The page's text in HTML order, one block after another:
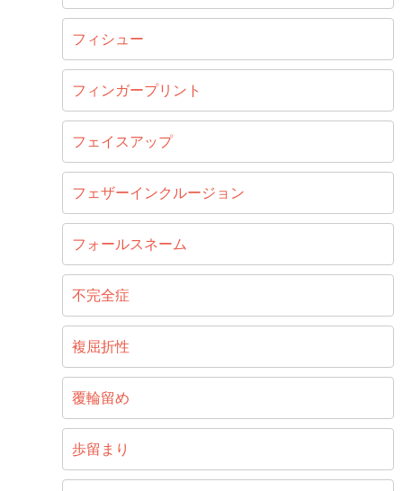
フィシュー
フィンガープリント
フェイスアップ
フェザーインクルージョン
フォールスネーム
不完全症
複屈折性
覆輪留め
歩留まり